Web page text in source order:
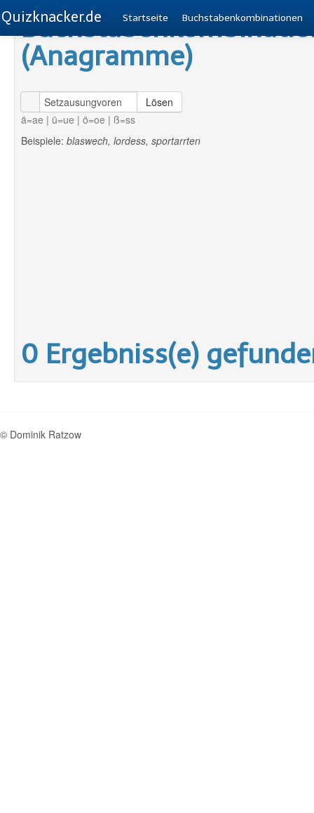
Quizknacker.de Startseite Buchstabenkombinationen
(Anagramme)
Lösen
ä=ae | ü=ue | ö=oe | ß=ss
Beispiele: blaswech, lordess, sportarrten
0 Ergebniss(e)
© Dominik Ratzow